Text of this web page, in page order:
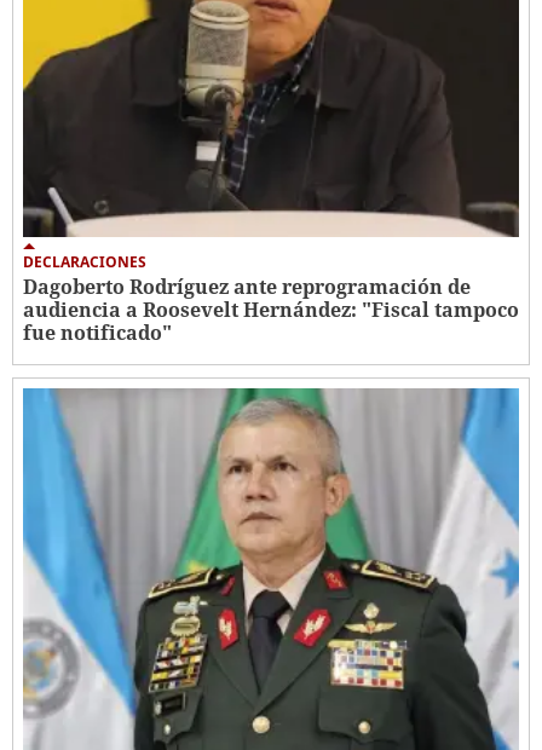
DECLARACIONES
Dagoberto Rodríguez ante reprogramación de
audiencia a Roosevelt Hernández: "Fiscal tampoco
fue notificado"